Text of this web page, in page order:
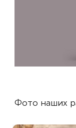
Фото наших